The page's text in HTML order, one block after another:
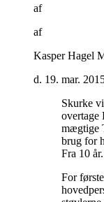
af
af
Kasper Hagel
d. 19. mar.
Skurke
overtage
mægtige
brug for
Fra 10 år.
For